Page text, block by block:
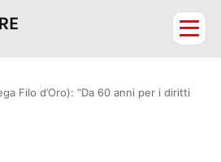
Filo d’Oro): “Da 60 anni per i diritti